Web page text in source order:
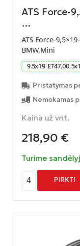
ATS Force-
…
ATS Force-
BMW,Mini
9.5x19 ET47.00 5x
Pristatymas
Nemokamas
Kaina už vnt.
218,90 €
Turime
4 PIRKTI